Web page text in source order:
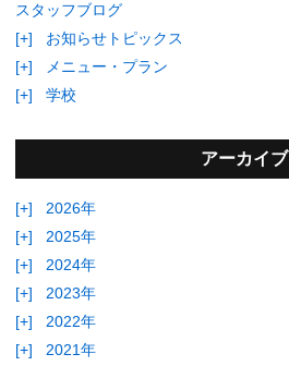
スタッフブログ
[+]
お知らせトピックス
[+]
メニュー・プラン
[+]
学校
アーカイブ
[+]
2026年
[+]
2025年
[+]
2024年
[+]
2023年
[+]
2022年
[+]
2021年